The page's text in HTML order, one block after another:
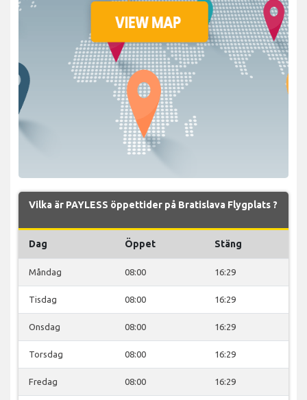
Vilka är PAYLESS öppettider på Bratislava Flygplats ?
Dag Öppet Stäng
Måndag 08:00 16:29
Tisdag 08:00 16:29
Onsdag 08:00 16:29
Torsdag 08:00 16:29
Fredag 08:00 16:29